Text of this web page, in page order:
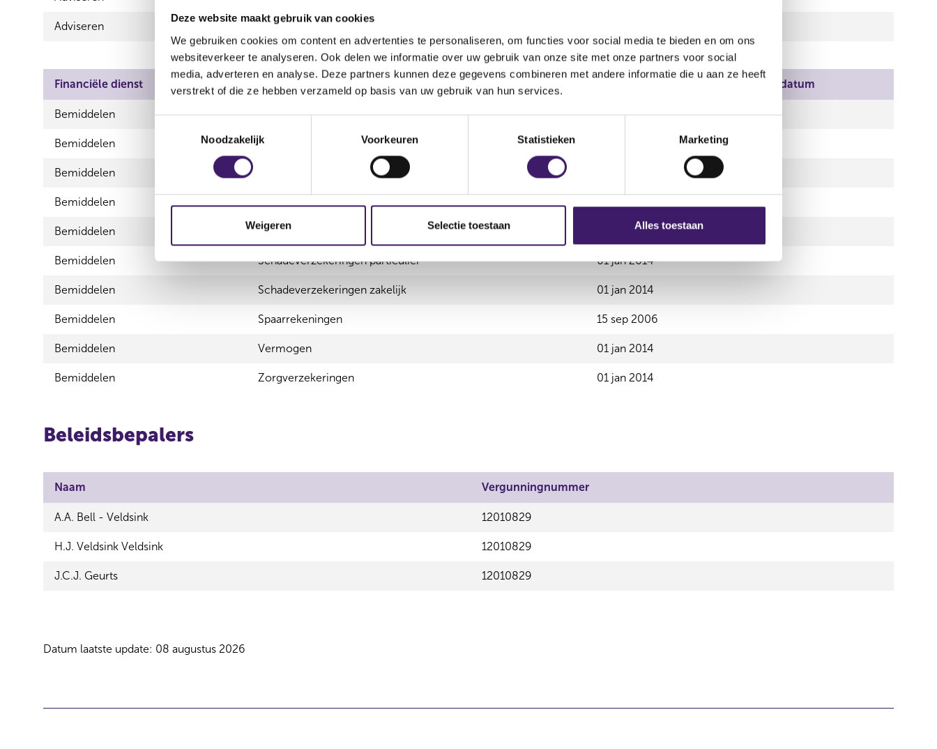
Deze website maakt gebruik van cookies
We gebruiken cookies om content en advertenties te personaliseren, om functies voor social media te bieden en om ons
websiteverkeer te analyseren. Ook delen we informatie over uw gebruik van onze site met onze partners voor social
media, adverteren en analyse. Deze partners kunnen deze gegevens combineren met andere informatie die u aan ze heeft
verstrekt of die ze hebben verzameld op basis van uw gebruik van hun services.
i
e
Noodzakelijk Voorkeuren Statistieken Marketing
Weigeren Selectie toestaan Alles toestaan
Adviseren Zorgverzekeringen
Financiële dienst Product Einddatum
Bemiddelen Betaalrekeningen 15 sep 2006
Bemiddelen Consumptief krediet
Bemiddelen
Bemiddelen Hypothecair krediet
Bemiddelen Inkomensverzekeringen 01 jan 2014
Bemiddelen Schadeverzekeringen particulier 01 jan 2014
Bemiddelen Schadeverzekeringen zakelijk 01 jan 2014
Bemiddelen Spaarrekeningen 15 sep 2006
Bemiddelen Vermogen 01 jan 2014
Bemiddelen Zorgverzekeringen 01 jan 2014
Beleidsbepalers
Naam Vergunningnummer
A.A. Bell - Veldsink 12010829
H.J. Veldsink Veldsink 12010829
J.C.J. Geurts 12010829
Datum laatste update: 08 augustus 2026